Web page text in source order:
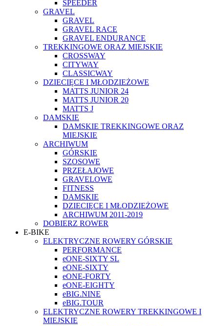
SPEEDER
GRAVEL
GRAVEL
GRAVEL RACE
GRAVEL ENDURANCE
TREKKINGOWE ORAZ MIEJSKIE
CROSSWAY
CITYWAY
CLASSICWAY
DZIECIĘCE I MŁODZIEŻOWE
MATTS JUNIOR 24
MATTS JUNIOR 20
MATTS J
DAMSKIE
DAMSKIE TREKKINGOWE ORAZ
MIEJSKIE
ARCHIWUM
GÓRSKIE
SZOSOWE
PRZEŁAJOWE
GRAVELOWE
FITNESS
DAMSKIE
DZIECIĘCE I MŁODZIEŻOWE
ARCHIWUM 2011-2019
DOBIERZ ROWER
E-BIKE
ELEKTRYCZNE ROWERY GÓRSKIE
PERFORMANCE
eONE-SIXTY SL
eONE-SIXTY
eONE-FORTY
eONE-EIGHTY
eBIG.NINE
eBIG.TOUR
ELEKTRYCZNE ROWERY TREKKINGOWE I
MIEJSKIE